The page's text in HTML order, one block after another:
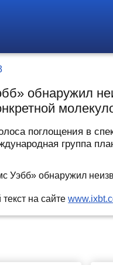
обнаружил
поглощения в
группа
на сайте